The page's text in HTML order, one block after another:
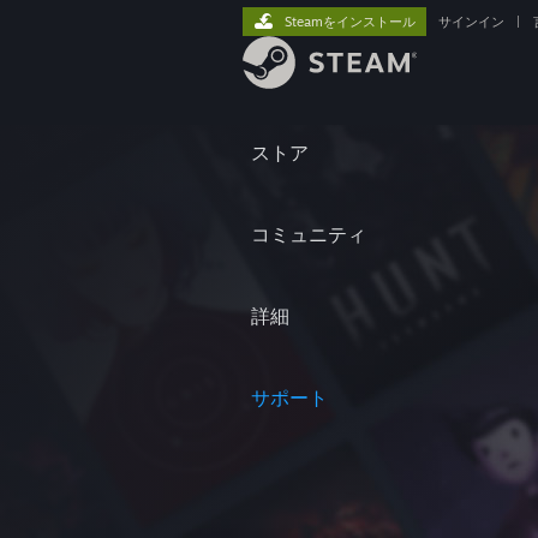
ストア
コミュニティ
詳細
サポート
Steamをインストール サインイン